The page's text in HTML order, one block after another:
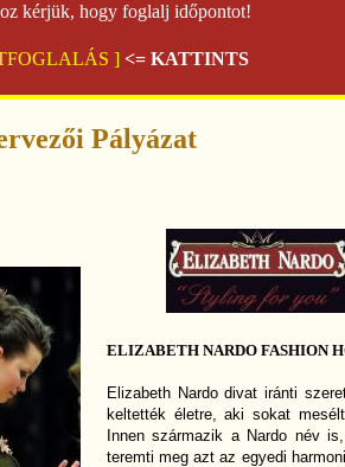
kérjük, hogy foglalj időpontot!
] <= KATTINTS
Pályázat
ELIZABETH NARDO FASHION
Elizabeth Nardo divat iránti
keltették életre, aki sokat
Innen származik a Nardo név
teremti meg azt az egyedi